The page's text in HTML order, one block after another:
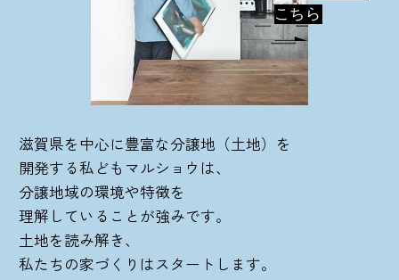
滋賀県を中心に豊富な分譲地（土地）を
開発する私どもマルショウは、
分譲地域の環境や特徴を
理解していることが強みです。
土地を読み解き、
私たちの家づくりはスタートします。
こちら